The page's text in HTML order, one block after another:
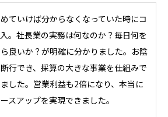
ていけば分からなくなっていた時にコ
。社長業の実務は何なのか？毎日何を
良いか？が明確に分かりました。お陰
行でき、採算の大きな事業を仕組みで
した。営業利益も2倍になり、本当に
スアップを実現できました。